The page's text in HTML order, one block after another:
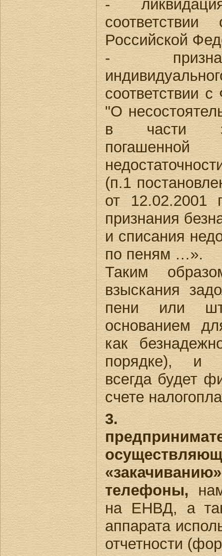
-
соответствии
Российской
-
соответствии
"О
в части
(п.1
от
признания
и списания
по пеням …».
Таким
взыскания
пени или
основанием
как
порядке), и
всегда будет
счете
3.
телефоны,
на ЕНВД, а
аппарата
отчетности